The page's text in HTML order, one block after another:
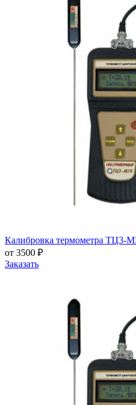
Калибровка термометра ТЦ3-
от 3500 ₽
Заказать